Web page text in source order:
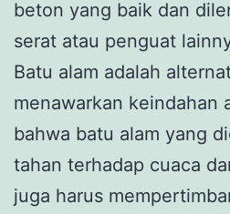
beton yang baik dan
serat atau penguat
Batu alam adalah
menawarkan keindahan
bahwa batu alam yang
tahan terhadap cuaca
juga harus